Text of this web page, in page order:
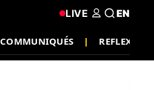
COMMUNIQUÉS REFLEXION
LIVE EN